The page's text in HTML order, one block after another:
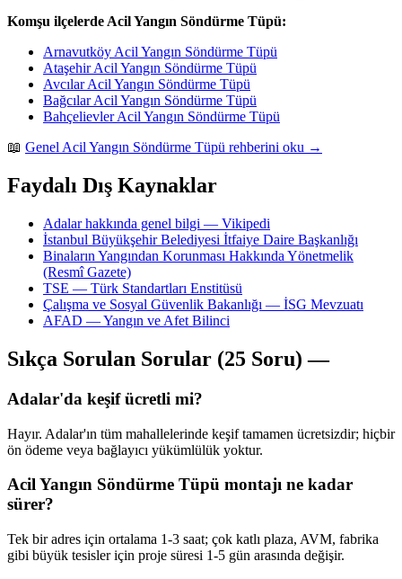
Komşu ilçelerde Acil Yangın Söndürme Tüpü:
Arnavutköy Acil Yangın Söndürme Tüpü
Ataşehir Acil Yangın Söndürme Tüpü
Avcılar Acil Yangın Söndürme Tüpü
Bağcılar Acil Yangın Söndürme Tüpü
Bahçelievler Acil Yangın Söndürme Tüpü
📖 Genel Acil Yangın Söndürme Tüpü rehberini oku →
Faydalı Dış Kaynaklar
Adalar hakkında genel bilgi — Vikipedi
İstanbul Büyükşehir Belediyesi İtfaiye Daire Başkanlığı
Binaların Yangından Korunması Hakkında Yönetmelik
(Resmî Gazete)
TSE — Türk Standartları Enstitüsü
Çalışma ve Sosyal Güvenlik Bakanlığı — İSG Mevzuatı
AFAD — Yangın ve Afet Bilinci
Sıkça Sorulan Sorular (25 Soru) —
Adalar'da keşif ücretli mi?
Hayır. Adalar'ın tüm mahallelerinde keşif tamamen ücretsizdir; hiçbir
ön ödeme veya bağlayıcı yükümlülük yoktur.
Acil Yangın Söndürme Tüpü montajı ne kadar
sürer?
Tek bir adres için ortalama 1-3 saat; çok katlı plaza, AVM, fabrika
gibi büyük tesisler için proje süresi 1-5 gün arasında değişir.